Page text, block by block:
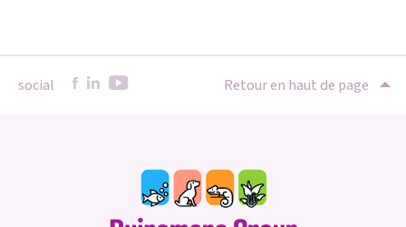
social Retour en haut de page